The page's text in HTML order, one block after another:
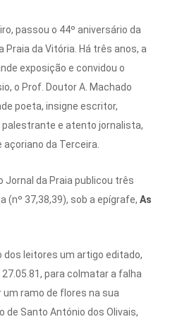
passou o 44º aniversário da
da Vitória. Há três anos, a
exposição e convidou o
o Prof. Doutor A. Machado
poeta, insigne escritor,
e atento jornalista,
da Terceira.
da Praia publicou três
(nº 37,38,39), sob a epígrafe, As
dos leitores um artigo editado,
para colmatar a falha
ramo de flores na sua
de Santo António dos Olivais,